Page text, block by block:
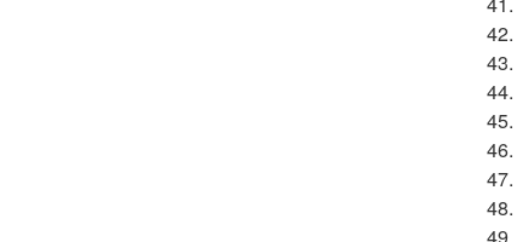
42.
43.
44.
45.
46.
47.
48.